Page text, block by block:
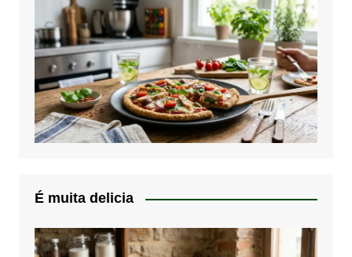
É muita delicia